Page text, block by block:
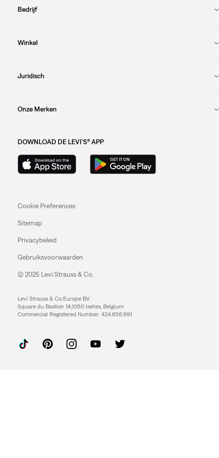
Bedrijf
Winkel
Juridisch
Onze Merken
DOWNLOAD DE LEVI'S® APP
Cookie Preferences
Sitemap
Privacybeleid
Gebruiksvoorwaarden
© 2025 Levi Strauss & Co.
Levi Strauss & Co Europe BV.
Square du Bastion 1A,1050 Ixelles, Belgium
Commercial Registered Number: 424.656.991